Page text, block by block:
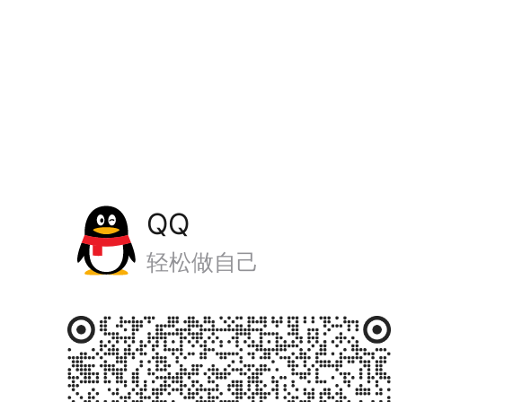
QQ
轻松做自己